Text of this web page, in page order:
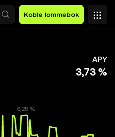
Koble lommebok
APY
3,73 %